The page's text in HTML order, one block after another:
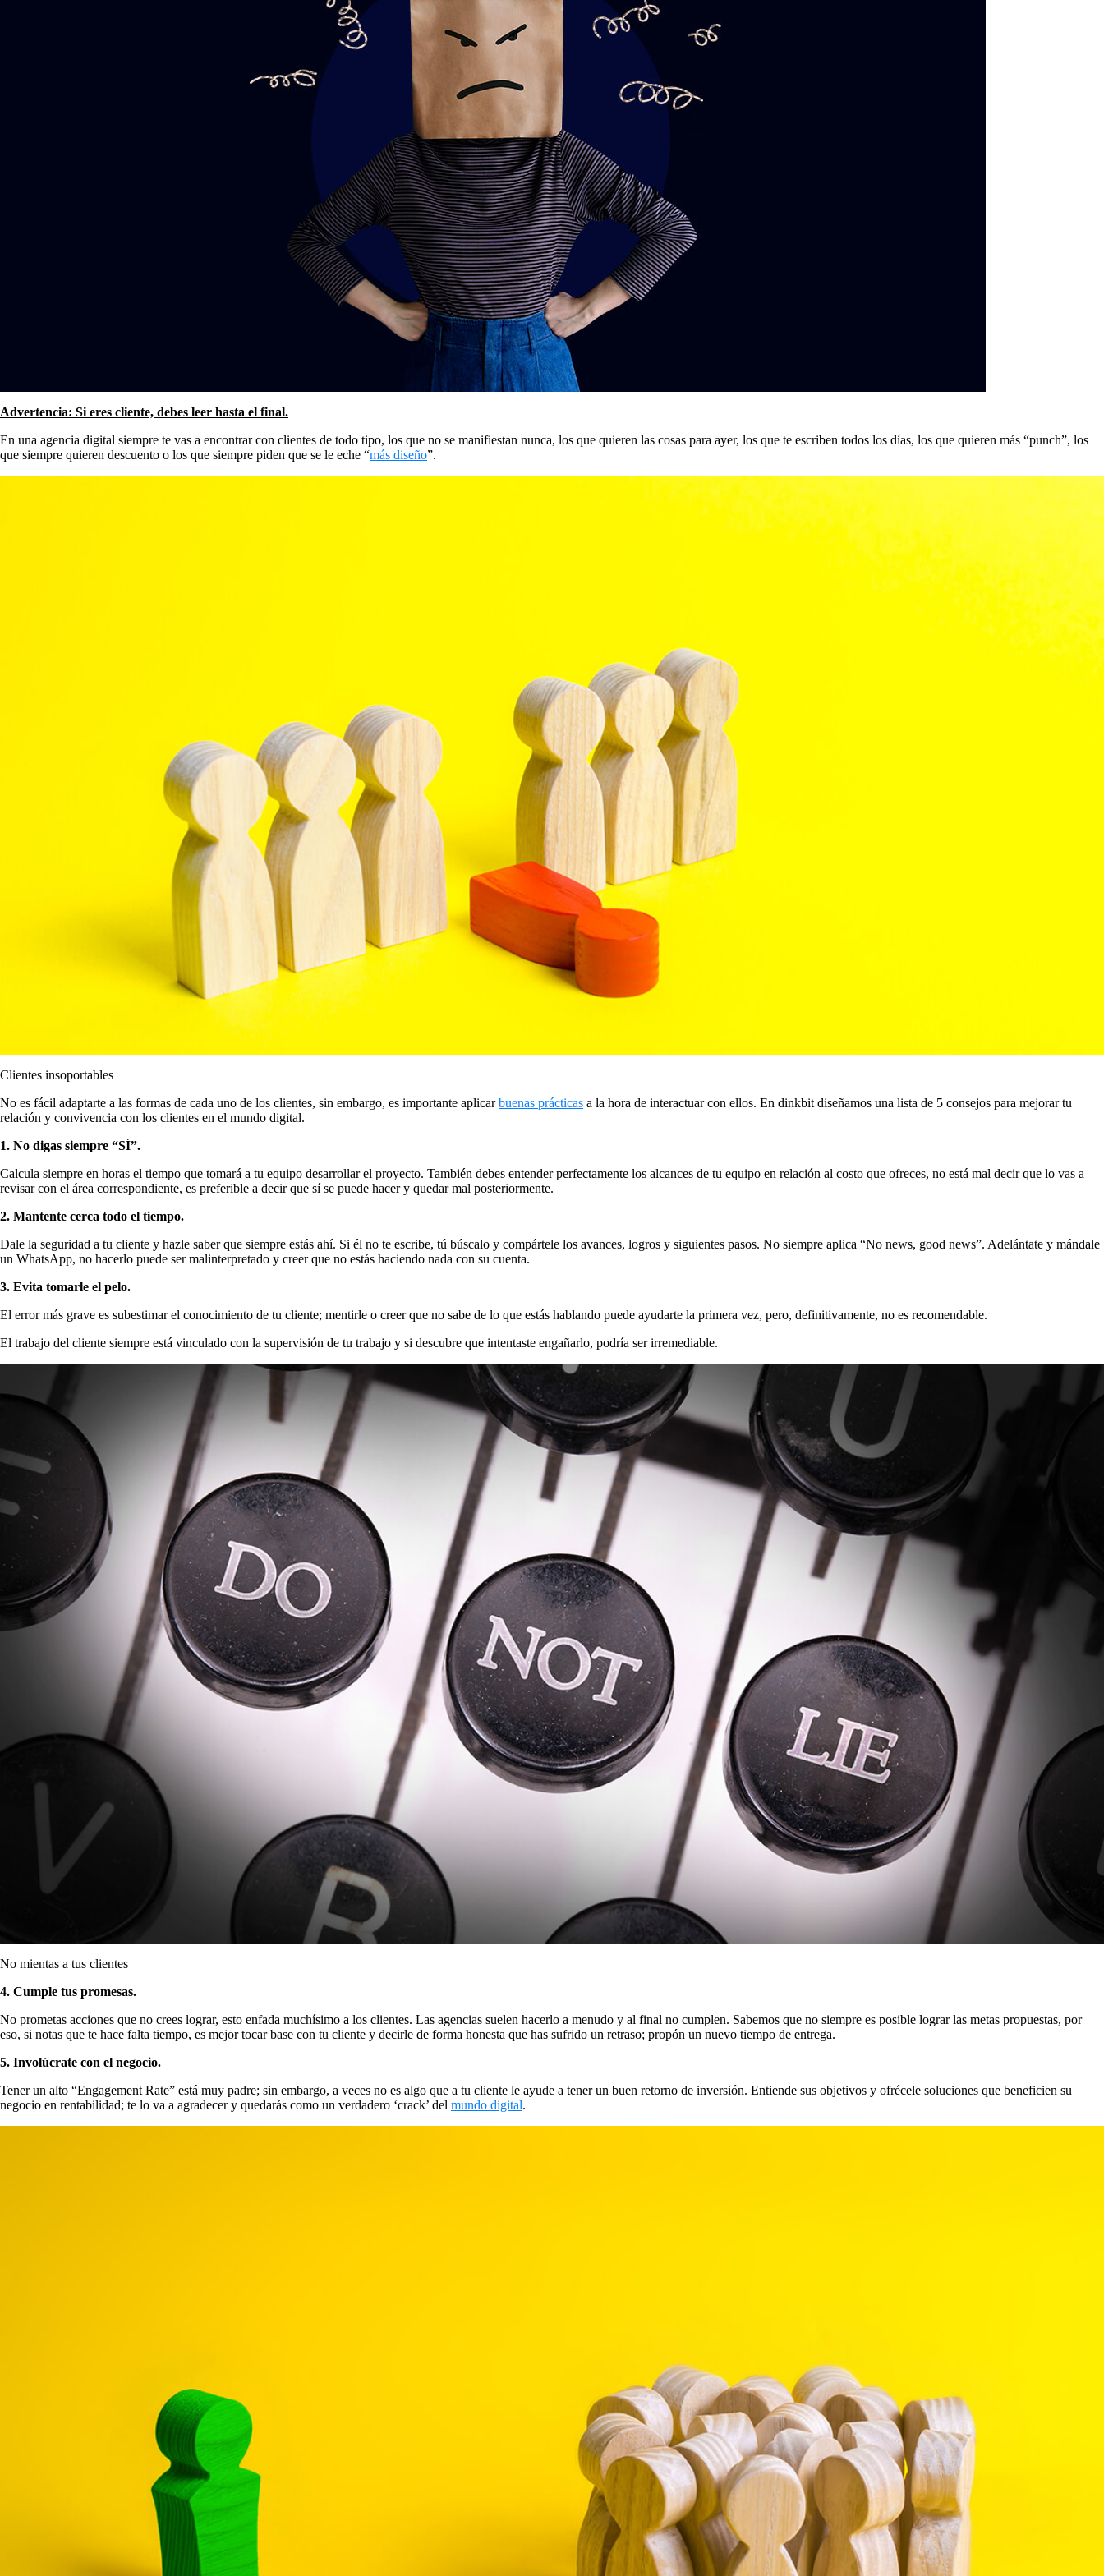
Advertencia: Si eres cliente, debes leer hasta el final.
En una agencia digital siempre te vas a encontrar con clientes de todo tipo, los que no se manifiestan nunca, los que quieren las cosas para ayer, los que te escriben todos los días, los que quieren más “punch”, los
que siempre quieren descuento o los que siempre piden que se le eche “más diseño”.
Clientes insoportables
No es fácil adaptarte a las formas de cada uno de los clientes, sin embargo, es importante aplicarbuenas prácticas a la hora de interactuar con ellos. En dinkbit diseñamos una lista de 5 consejos para mejorar tu
relación y convivencia con los clientes en el mundo digital.
1. No digas siempre “SÍ”.
Calcula siempre en horas el tiempo que tomará a tu equipo desarrollar el proyecto. También debes entender perfectamente los alcances de tu equipo en relación al costo que ofreces, no está mal decir que lo vas a
revisar con el área correspondiente, es preferible a decir que sí se puede hacer y quedar mal posteriormente.
2. Mantente cerca todo el tiempo.
Dale la seguridad a tu cliente y hazle saber que siempre estás ahí. Si él no te escribe, tú búscalo y compártele los avances, logros y siguientes pasos. No siempre aplica “No news, good news”. Adelántate y mándale
un WhatsApp, no hacerlo puede ser malinterpretado y creer que no estás haciendo nada con su cuenta.
3. Evita tomarle el pelo.
El error más grave es subestimar el conocimiento de tu cliente; mentirle o creer que no sabe de lo que estás hablando puede ayudarte la primera vez, pero, definitivamente, no es recomendable.
El trabajo del cliente siempre está vinculado con la supervisión de tu trabajo y si descubre que intentaste engañarlo, podría ser irremediable.
No mientas a tus clientes
4. Cumple tus promesas.
No prometas acciones que no crees lograr, esto enfada muchísimo a los clientes. Las agencias suelen hacerlo a menudo y al final no cumplen. Sabemos que no siempre es posible lograr las metas propuestas, por
eso, si notas que te hace falta tiempo, es mejor tocar base con tu cliente y decirle de forma honesta que has sufrido un retraso; propón un nuevo tiempo de entrega.
5. Involúcrate con el negocio.
Tener un alto “Engagement Rate” está muy padre; sin embargo, a veces no es algo que a tu cliente le ayude a tener un buen retorno de inversión. Entiende sus objetivos y ofrécele soluciones que beneficien su
negocio en rentabilidad; te lo va a agradecer y quedarás como un verdadero ‘crack’ del mundo digital.